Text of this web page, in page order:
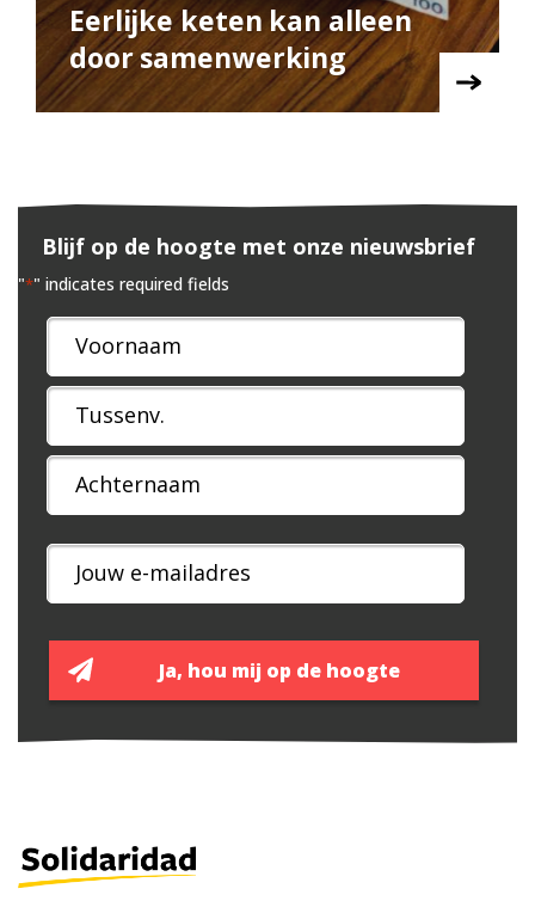
Eerlijke keten kan alleen
door samenwerking
Blijf op de hoogte met onze nieuwsbrief
"*" indicates required fields
Naam
*